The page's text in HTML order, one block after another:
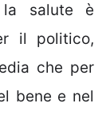
salute è
il politico,
che per
bene e nel